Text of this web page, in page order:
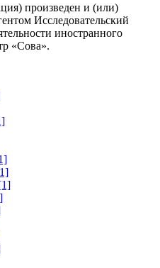
произведен и (или)
Исследовательский
иностранного
«Сова».